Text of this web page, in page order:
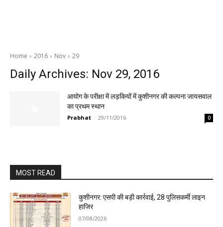
Home 2016 Nov 29
Daily Archives: Nov 29, 2016
आयोग के परीक्षा में लड़कियों में कुशीनगर की कल्पना जायसवाल
का प्रथम स्थान
Prabhat - 29/11/2016 0
MOST READ
कुशीनगर: एसपी की बड़ी कार्रवाई, 28 पुलिसकर्मी लाइन
हाजिर
07/08/2026